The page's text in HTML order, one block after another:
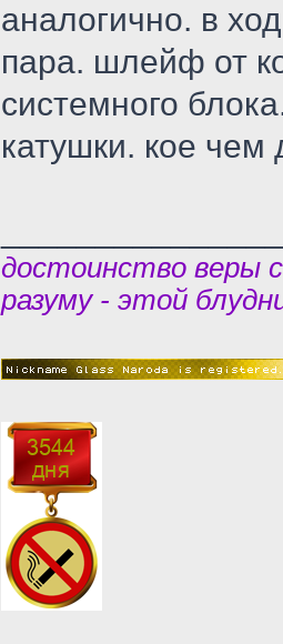
аналогично. в
пара. шлейф от
системного
катушки. кое чем
достоинство веры
разуму - этой